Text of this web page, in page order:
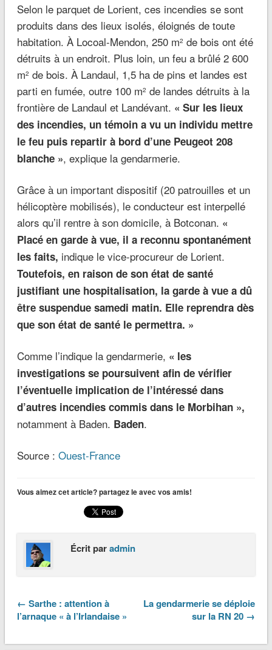
Selon le parquet de Lorient, ces incendies se sont
produits dans des lieux isolés, éloignés de toute
habitation. À Locoal-Mendon, 250 m2 de bois ont été
détruits à un endroit. Plus loin, un feu a brûlé 2 600
m2 de bois. À Landaul, 1,5 ha de pins et landes est
parti en fumée, outre 100 m2 de landes détruits à la
frontière de Landaul et Landévant. « Sur les lieux
des incendies, un témoin a vu un individu mettre
le feu puis repartir à bord d’une Peugeot 208
blanche », explique la gendarmerie.
Grâce à un important dispositif (20 patrouilles et un
hélicoptère mobilisés), le conducteur est interpellé
alors qu’il rentre à son domicile, à Botconan. «
Placé en garde à vue, il a reconnu spontanément
les faits, indique le vice-procureur de Lorient.
Toutefois, en raison de son état de santé
justifiant une hospitalisation, la garde à vue a dû
être suspendue samedi matin. Elle reprendra dès
que son état de santé le permettra. »
Comme l’indique la gendarmerie, « les
investigations se poursuivent afin de vérifier
l’éventuelle implication de l’intéressé dans
d’autres incendies commis dans le Morbihan »,
notamment à Baden. Baden.
Source : Ouest-France
Vous aimez cet article? partagez le avec vos amis!
Écrit paradmin
← Sarthe : attention à
l’arnaque « à l’Irlandaise »
La gendarmerie se déploie
sur la RN 20 →